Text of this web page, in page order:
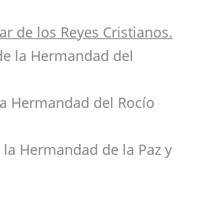
de los Reyes Cristianos.
la Hermandad del
Hermandad del Rocío
Hermandad de la Paz y